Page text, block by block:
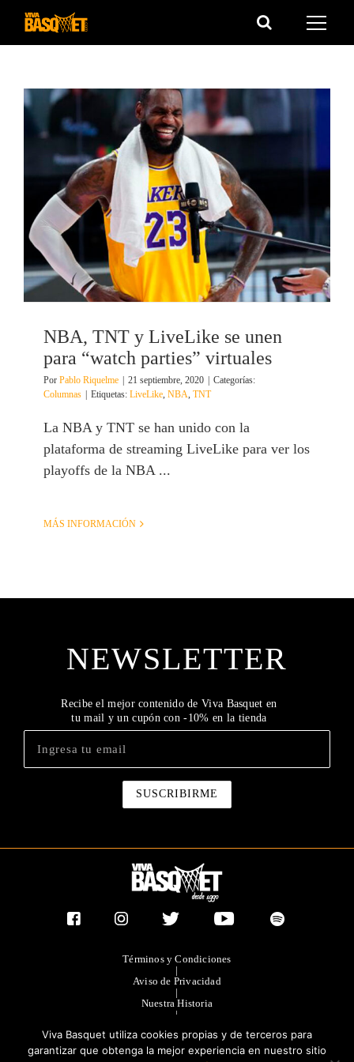
Saltar
NBA, TNT y LiveLike se unen
para “watch parties” virtuales
Por Pablo Riquelme | 21 septiembre, 2020 | Categorías:
Columnas | Etiquetas: LiveLike NBA TNT
La NBA y TNT se han unido con la
plataforma de streaming LiveLike para ver los
playoffs de la NBA ...
MÁS INFORMACIÓN
NEWSLETTER
Recibe el mejor contenido de Viva Basquet en
tu mail y un cupón con -10% en la tienda
Términos y Condiciones
|
Aviso de Privacidad
|
Nuestra Historia
|
|
Publicidad
Viva Basquet utiliza cookies propias y de terceros para
garantizar que obtenga la mejor experiencia en nuestro sitio